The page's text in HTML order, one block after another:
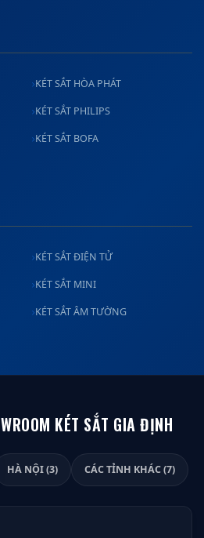
KÉT SẮT HÒA PHÁT
KÉT SẮT PHILIPS
KÉT SẮT BOFA
KÉT SẮT ĐIỆN TỬ
KÉT SẮT MINI
KÉT SẮT ÂM TƯỜNG
KÉT SẮT GIA ĐỊNH
HÀ NỘI (3) CÁC TỈNH KHÁC (7)